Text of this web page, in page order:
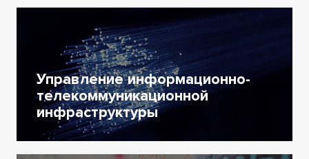
Управление информационно-
телекоммуникационной
инфраструктуры